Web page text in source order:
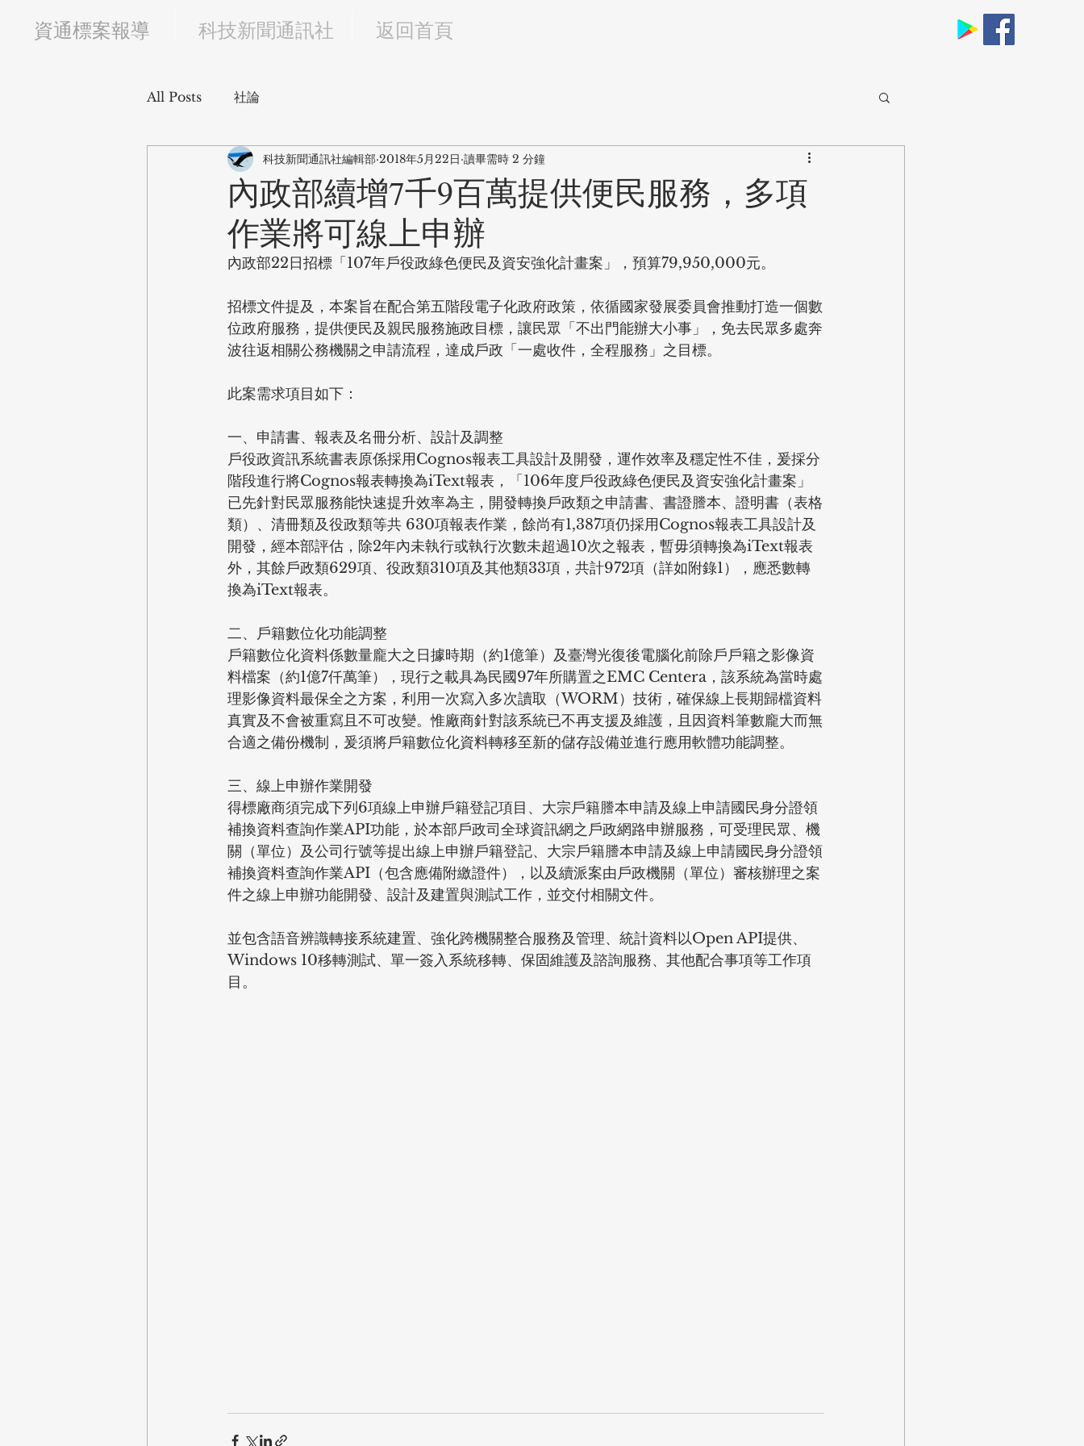
​資通標案報導 科技新聞通訊社 返回首頁
All Posts 社論
內政部續增7千9百萬提供便民服務，多項
作業將可線上申辦
科技新聞通訊社編輯部 2018年5月22日 讀畢需時 2 分鐘
內政部22日招標「107年戶役政綠色便民及資安強化計畫案」，預算79,950,000元。
招標文件提及，本案旨在配合第五階段電子化政府政策，依循國家發展委員會推動打造一個數
位政府服務，提供便民及親民服務施政目標，讓民眾「不出門能辦大小事」，免去民眾多處奔
波往返相關公務機關之申請流程，達成戶政「一處收件，全程服務」之目標。
此案需求項目如下：
一、申請書、報表及名冊分析、設計及調整
戶役政資訊系統書表原係採用Cognos報表工具設計及開發，運作效率及穩定性不佳，爰採分
階段進行將Cognos報表轉換為iText報表，「106年度戶役政綠色便民及資安強化計畫案」
已先針對民眾服務能快速提升效率為主，開發轉換戶政類之申請書、書證謄本、證明書（表格
類）、清冊類及役政類等共 630項報表作業，餘尚有1,387項仍採用Cognos報表工具設計及
開發，經本部評估，除2年內未執行或執行次數未超過10次之報表，暫毋須轉換為iText報表
外，其餘戶政類629項、役政類310項及其他類33項，共計972項（詳如附錄1），應悉數轉
換為iText報表。
二、戶籍數位化功能調整
戶籍數位化資料係數量龐大之日據時期（約1億筆）及臺灣光復後電腦化前除戶戶籍之影像資
料檔案（約1億7仟萬筆），現行之載具為民國97年所購置之EMC Centera，該系統為當時處
理影像資料最保全之方案，利用一次寫入多次讀取（WORM）技術，確保線上長期歸檔資料
真實及不會被重寫且不可改變。惟廠商針對該系統已不再支援及維護，且因資料筆數龐大而無
合適之備份機制，爰須將戶籍數位化資料轉移至新的儲存設備並進行應用軟體功能調整。
三、線上申辦作業開發
得標廠商須完成下列6項線上申辦戶籍登記項目、大宗戶籍謄本申請及線上申請國民身分證領
補換資料查詢作業API功能，於本部戶政司全球資訊網之戶政網路申辦服務，可受理民眾、機
關（單位）及公司行號等提出線上申辦戶籍登記、大宗戶籍謄本申請及線上申請國民身分證領
補換資料查詢作業API（包含應備附繳證件），以及續派案由戶政機關（單位）審核辦理之案
件之線上申辦功能開發、設計及建置與測試工作，並交付相關文件。
並包含語音辨識轉接系統建置、強化跨機關整合服務及管理、統計資料以Open API提供、
Windows 10移轉測試、單一簽入系統移轉、保固維護及諮詢服務、其他配合事項等工作項
目。